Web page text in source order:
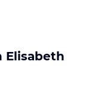
Elisabeth